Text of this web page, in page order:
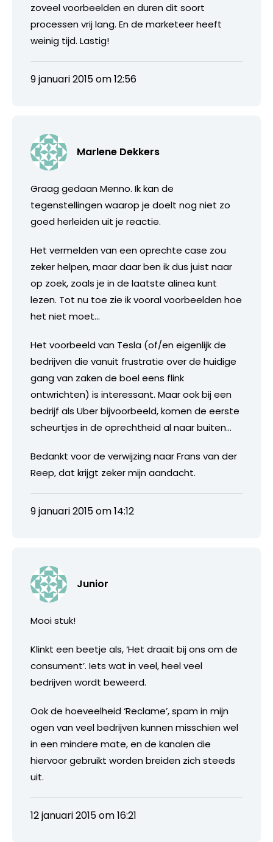
zoveel voorbeelden en duren dit soort
processen vrij lang. En de marketeer heeft
weinig tijd. Lastig!
9 januari 2015 om 12:56
Marlene Dekkers
Graag gedaan Menno. Ik kan de
tegenstellingen waarop je doelt nog niet zo
goed herleiden uit je reactie.
Het vermelden van een oprechte case zou
zeker helpen, maar daar ben ik dus juist naar
op zoek, zoals je in de laatste alinea kunt
lezen. Tot nu toe zie ik vooral voorbeelden hoe
het niet moet…
Het voorbeeld van Tesla (of/en eigenlijk de
bedrijven die vanuit frustratie over de huidige
gang van zaken de boel eens flink
ontwrichten) is interessant. Maar ook bij een
bedrijf als Uber bijvoorbeeld, komen de eerste
scheurtjes in de oprechtheid al naar buiten…
Bedankt voor de verwijzing naar Frans van der
Reep, dat krijgt zeker mijn aandacht.
9 januari 2015 om 14:12
Junior
Mooi stuk!
Klinkt een beetje als, ‘Het draait bij ons om de
consument’. Iets wat in veel, heel veel
bedrijven wordt beweerd.
Ook de hoeveelheid ‘Reclame’, spam in mijn
ogen van veel bedrijven kunnen misschien wel
in een mindere mate, en de kanalen die
hiervoor gebruikt worden breiden zich steeds
uit.
12 januari 2015 om 16:21